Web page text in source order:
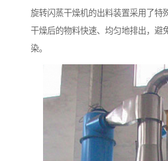
旋转闪蒸干燥机的出料装置采用了特
干燥后的物料快速、均匀地排出，避
染。